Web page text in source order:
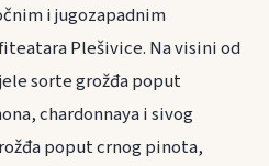
i jugozapadnim
Plešivice. Na visini od
sorte grožđa poput
chardonnaya i sivog
poput crnog pinota,